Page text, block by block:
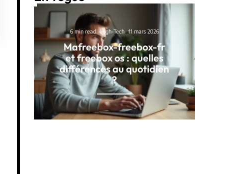
6 min read High-Tech 11 mars 2026
Mafreebox-freebox-fr
et freebox os : quelles
différences au quotidien
?